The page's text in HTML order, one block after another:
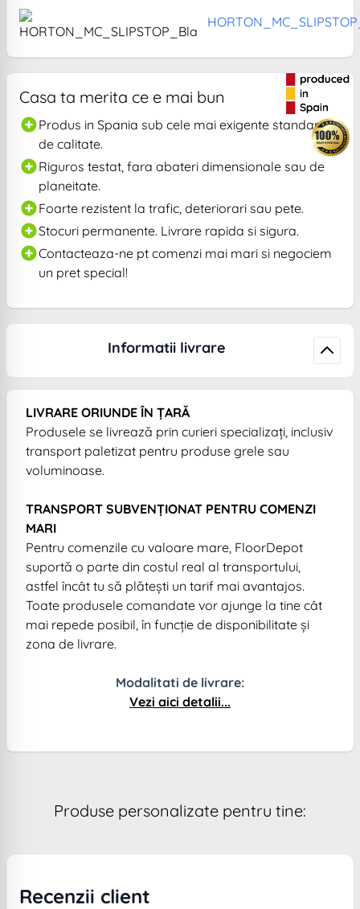
Casa ta merita ce e mai bun
Produs in Spania sub cele mai exigente standarde
de calitate.
Riguros testat, fara abateri dimensionale sau de
planeitate.
Foarte rezistent la trafic, deteriorari sau pete.
Stocuri permanente. Livrare rapida si sigura.
Contacteaza-ne pt comenzi mai mari si negociem
un pret special!
Informatii livrare
LIVRARE ORIUNDE ÎN ȚARĂ
Produsele se livrează prin curieri specializați, inclusiv
transport paletizat pentru produse grele sau
voluminoase.
TRANSPORT SUBVENȚIONAT PENTRU COMENZI
MARI
Pentru comenzile cu valoare mare, FloorDepot
suportă o parte din costul real al transportului,
astfel încât tu să plătești un tarif mai avantajos.
Toate produsele comandate vor ajunge la tine cât
mai repede posibil, în funcție de disponibilitate și
zona de livrare.
Modalitati de livrare:
Vezi aici detalii...
Produse personalizate pentru tine:
Recenzii client